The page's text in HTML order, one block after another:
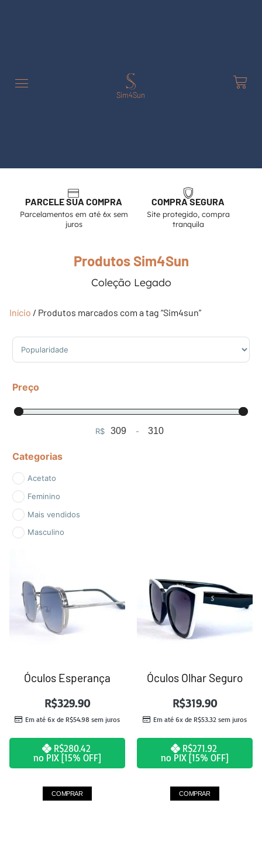
Sim4Sun
PARCELE SUA COMPRA
Parcelamentos em até 6x sem
juros
COMPRA SEGURA
Site protegido, compra
tranquila
Produtos Sim4Sun
Coleção Legado
Início / Produtos marcados com a tag “Sim4sun”
Sort Products
Preço
R$ Minimum Price
-Maximum Price
Categorias
Acetato
Feminino
Mais vendidos
Masculino
Óculos Esperança
R$329.90
Em até 6x de R$54.98 sem juros
R$280.42
no PIX [15% OFF]
COMPRAR
Óculos Olhar Seguro
R$319.90
Em até 6x de R$53.32 sem juros
R$271.92
no PIX [15% OFF]
COMPRAR